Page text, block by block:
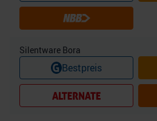
Silentware Bora
Bestpreis